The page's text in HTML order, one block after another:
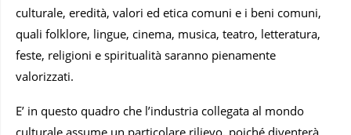
culturale, eredità, valori ed etica comuni e i beni comuni,
quali folklore, lingue, cinema, musica, teatro, letteratura,
feste, religioni e spiritualità saranno pienamente
valorizzati.
E’ in questo quadro che l’industria collegata al mondo
culturale assume un particolare rilievo, poiché diventerà